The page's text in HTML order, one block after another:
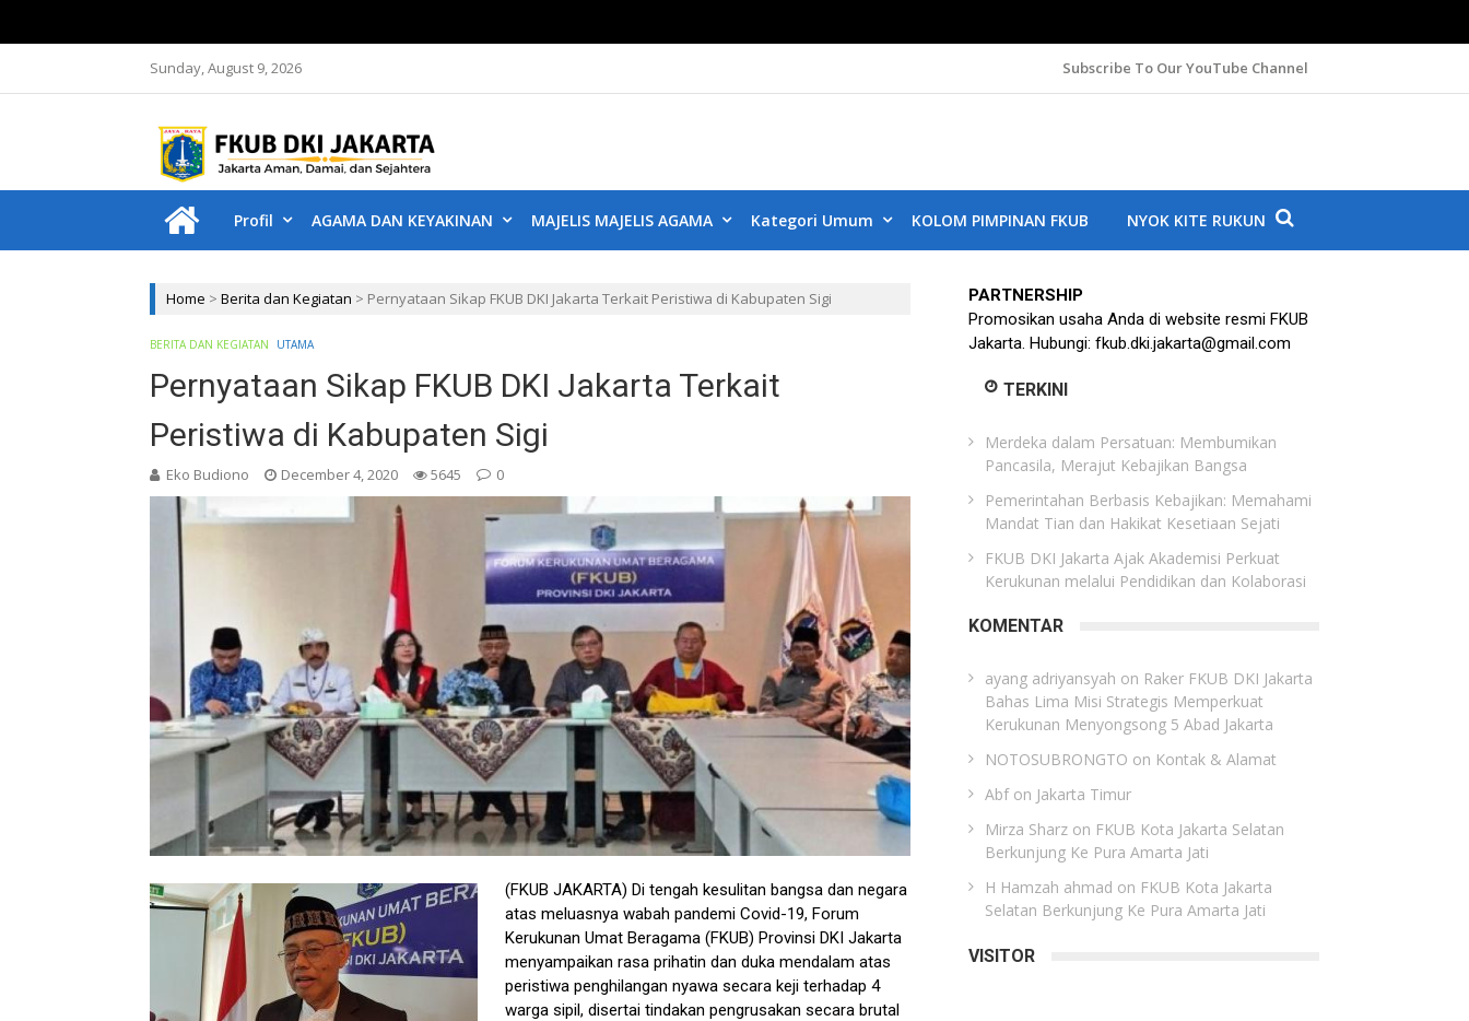
Sunday, August 9, 2026 Subscribe To Our YouTube Channel
FKUB DKI JAKARTA
Profil AGAMA DAN KEYAKINAN MAJELIS MAJELIS AGAMA Kategori Umum KOLOM PIMPINAN FKUB NYOK KITE RUKUN
Home > Berita dan Kegiatan > Pernyataan Sikap FKUB DKI Jakarta Terkait Peristiwa di Kabupaten Sigi
BERITA DAN KEGIATAN UTAMA
Pernyataan Sikap FKUB DKI Jakarta Terkait
Peristiwa di Kabupaten Sigi
Eko Budiono December 4, 2020 5645 0
(FKUB JAKARTA) Di tengah kesulitan bangsa dan negara
atas meluasnya wabah pandemi Covid-19, Forum
Kerukunan Umat Beragama (FKUB) Provinsi DKI Jakarta
menyampaikan rasa prihatin dan duka mendalam atas
peristiwa penghilangan nyawa secara keji terhadap 4
warga sipil, disertai tindakan pengrusakan secara brutal
PARTNERSHIP
Promosikan usaha Anda di website resmi FKUB
Jakarta. Hubungi: fkub.dki.jakarta@gmail.com
TERKINI
Merdeka dalam Persatuan: Membumikan
Pancasila, Merajut Kebajikan Bangsa
Pemerintahan Berbasis Kebajikan: Memahami
Mandat Tian dan Hakikat Kesetiaan Sejati
FKUB DKI Jakarta Ajak Akademisi Perkuat
Kerukunan melalui Pendidikan dan Kolaborasi
KOMENTAR
ayang adriyansyah on Raker FKUB DKI Jakarta
Bahas Lima Misi Strategis Memperkuat
Kerukunan Menyongsong 5 Abad Jakarta
NOTOSUBRONGTO on Kontak & Alamat
Abfon Jakarta Timur
Mirza Sharz on FKUB Kota Jakarta Selatan
Berkunjung Ke Pura Amarta Jati
H Hamzah ahmad on FKUB Kota Jakarta
Selatan Berkunjung Ke Pura Amarta Jati
VISITOR